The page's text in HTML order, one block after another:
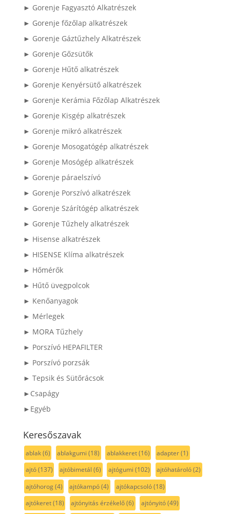
► Gorenje Fagyasztó Alkatrészek
► Gorenje főzőlap alkatrészek
► Gorenje Gáztűzhely Alkatrészek
► Gorenje Gőzsütők
► Gorenje Hűtő alkatrészek
► Gorenje Kenyérsütő alkatrészek
► Gorenje Kerámia Főzőlap Alkatrészek
► Gorenje Kisgép alkatrészek
► Gorenje mikró alkatrészek
► Gorenje Mosogatógép alkatrészek
► Gorenje Mosógép alkatrészek
► Gorenje páraelszívó
► Gorenje Porszívó alkatrészek
► Gorenje Szárítógép alkatrészek
► Gorenje Tűzhely alkatrészek
► Hisense alkatrészek
► HISENSE Klíma alkatrészek
► Hőmérők
► Hűtő üvegpolcok
► Kenőanyagok
► Mérlegek
► MORA Tűzhely
► Porszívó HEPAFILTER
► Porszívó porzsák
► Tepsik és Sütőrácsok
►Csapágy
►Egyéb
Keresőszavak
ablak(6) ablakgumi (18) ablakkeret(16) adapter(1)
ajtó(137) ajtóbimetál (6) ajtógumi (102) ajtóhatároló(2)
ajtóhorog(4) ajtókampó(4) ajtókapcsoló(18)
ajtókeret(18) ajtónyitás érzékelő(6) ajtónyitó(49)